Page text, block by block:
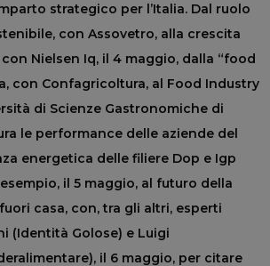
strategico per l’Italia. Dal ruolo
con Assovetro, alla crescita
Nielsen Iq, il 4 maggio, dalla “food
con Confagricoltura, al Food Industry
di Scienze Gastronomiche di
le performance delle aziende del
energetica delle filiere Dop e Igp
il 5 maggio, al futuro della
casa, con, tra gli altri, esperti
(Identità Golose) e Luigi
il 6 maggio, per citare